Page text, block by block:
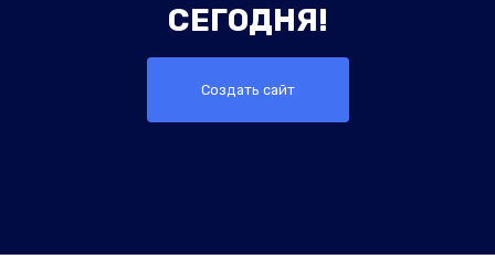
СЕГОДНЯ!
Создать сайт